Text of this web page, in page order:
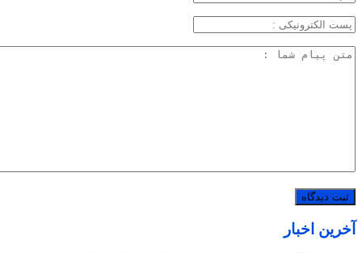
آخرین اخبار